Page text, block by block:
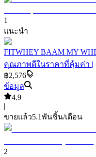
1
แนะนำ
FITWHEY BAAM MY
คุณภาพดีในราคาที่คุ้มค่า |
฿2,576
ข้อมูล
4.9
|
ขายแล้ว5.1พันชิ้น/เดือน
2